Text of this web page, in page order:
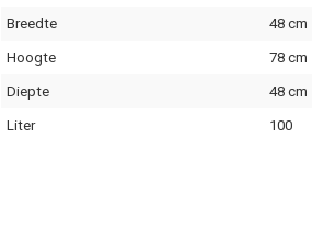
Breedte 48 cm
Hoogte 78 cm
Diepte 48 cm
Liter 100